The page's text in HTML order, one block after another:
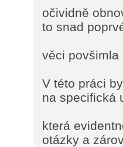
očividně
to snad
věci povšimla
V této práci
na specifická
která
otázky a